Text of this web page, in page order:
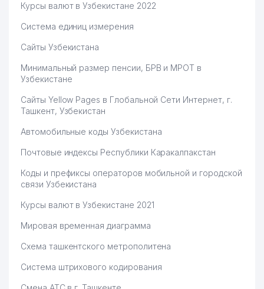
Курсы валют в Узбекистане 2022
Система единиц измерения
Сайты Узбекистана
Минимальный размер пенсии, БРВ и МРОТ в
Узбекистане
Сайты Yellow Pages в Глобальной Сети Интернет, г.
Ташкент, Узбекистан
Автомобильные коды Узбекистана
Почтовые индексы Республики Каракалпакстан
Коды и префиксы операторов мобильной и городской
связи Узбекистана
Курсы валют в Узбекистане 2021
Мировая временная диаграмма
Схема ташкентского метрополитена
Система штрихового кодирования